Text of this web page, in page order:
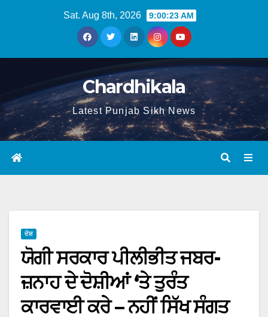
Sat. Aug 8th, 2026 9:00:24 AM
Chardhikala
Latest Punjab Sikh News
ਦੇਸ਼
ਯੋਗੀ ਸਰਕਾਰ ਪੀਲੀਭੀਤ ਜਬਰ-
ਜ਼ਨਾਹ ਦੇ ਦੋਸ਼ੀਆਂ ‘ਤੇ ਤੁਰੰਤ
ਕਾਰਵਾਈ ਕਰੇ – ਨਹੀਂ ਸਿੱਖ ਸੰਗਤ